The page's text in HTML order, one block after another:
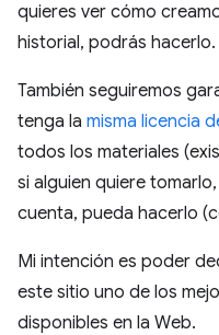
quieres ver cómo
historial, podrás hacerlo.
También seguiremos
tenga la misma licencia
todos los materiales
si alguien quiere
cuenta, pueda hacerlo
Mi intención es poder
este sitio uno de los
disponibles en la Web.